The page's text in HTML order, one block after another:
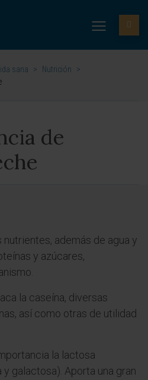
sana > Nutrición
>
de
además de agua y
y azúcares,
la caseína, diversas
así como otras de utilidad
la lactosa
galactosa). Aporta una gran